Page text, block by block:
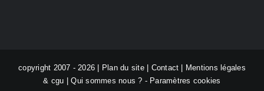
copyright 2007 - 2026 | Plan du site| Contact
Mentions légales
& cgu |Qui sommes nous ? - Paramètres cookies